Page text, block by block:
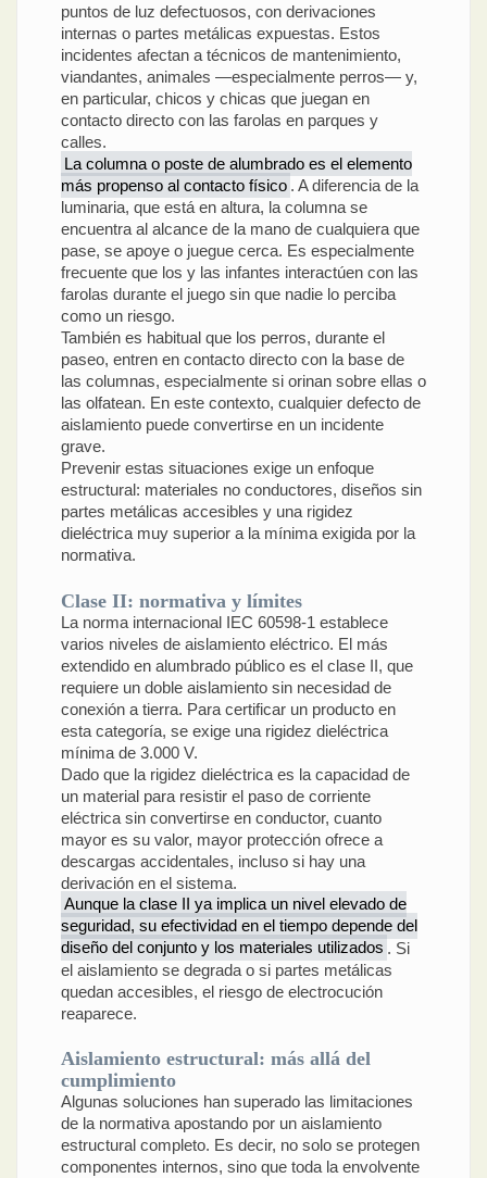
puntos de luz defectuosos, con derivaciones
internas o partes metálicas expuestas. Estos
incidentes afectan a técnicos de mantenimiento,
viandantes, animales —especialmente perros— y,
en particular, chicos y chicas que juegan en
contacto directo con las farolas en parques y
calles.
La columna o poste de alumbrado es el elemento
más propenso al contacto físico . A diferencia de la
luminaria, que está en altura, la columna se
encuentra al alcance de la mano de cualquiera que
pase, se apoye o juegue cerca. Es especialmente
frecuente que los y las infantes interactúen con las
farolas durante el juego sin que nadie lo perciba
como un riesgo.
También es habitual que los perros, durante el
paseo, entren en contacto directo con la base de
las columnas, especialmente si orinan sobre ellas o
las olfatean. En este contexto, cualquier defecto de
aislamiento puede convertirse en un incidente
grave.
Prevenir estas situaciones exige un enfoque
estructural: materiales no conductores, diseños sin
partes metálicas accesibles y una rigidez
dieléctrica muy superior a la mínima exigida por la
normativa.
Clase II: normativa y límites
La norma internacional IEC 60598-1 establece
varios niveles de aislamiento eléctrico. El más
extendido en alumbrado público es el clase II, que
requiere un doble aislamiento sin necesidad de
conexión a tierra. Para certificar un producto en
esta categoría, se exige una rigidez dieléctrica
mínima de 3.000 V.
Dado que la rigidez dieléctrica es la capacidad de
un material para resistir el paso de corriente
eléctrica sin convertirse en conductor, cuanto
mayor es su valor, mayor protección ofrece a
descargas accidentales, incluso si hay una
derivación en el sistema.
Aunque la clase II ya implica un nivel elevado de
seguridad, su efectividad en el tiempo depende del
diseño del conjunto y los materiales utilizados . Si
el aislamiento se degrada o si partes metálicas
quedan accesibles, el riesgo de electrocución
reaparece.
Aislamiento estructural: más allá del
cumplimiento
Algunas soluciones han superado las limitaciones
de la normativa apostando por un aislamiento
estructural completo. Es decir, no solo se protegen
componentes internos, sino que toda la envolvente